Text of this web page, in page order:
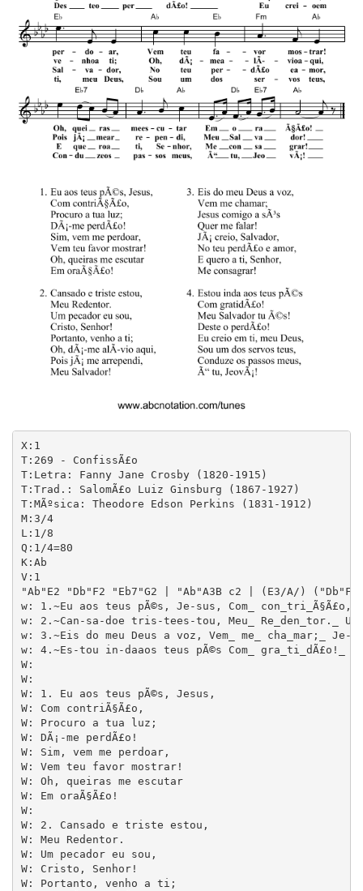
X:1
T:269 - ConfissÃ£o
T:Letra: Fanny Jane Crosby (1820-1915)
T:Trad.: SalomÃ£o Luiz Ginsburg (1867-1927)
T:MÃºsica: Theodore Edson Perkins (1831-1912)
M:3/4
L:1/8
Q:1/4=80
K:Ab
V:1
"Ab"E2 "Db"F2 "Eb7"G2 | "Ab"A3B c2 | (E3/A/)
w: 1.~Eu aos teus pÃ©s, Je-sus, Com_
w: 2.~Can-sa-doe tris-tees-tou, Meu_ Re_den_tor._
w: 3.~Eis do meu Deus a voz, Vem_ me_ cha_mar;_
w: 4.~Es-tou in-daaos teus pÃ©s Com_ gra_ti_dÃ£o!_
W:
W:
W: 1. Eu aos teus pÃ©s, Jesus,
W: Com contriÃ§Ã£o,
W: Procuro a tua luz;
W: DÃ¡-me perdÃ£o!
W: Sim, vem me perdoar,
W: Vem teu favor mostrar!
W: Oh, queiras me escutar
W: Em oraÃ§Ã£o!
W:
W: 2. Cansado e triste estou,
W: Meu Redentor.
W: Um pecador eu sou,
W: Cristo, Senhor!
W: Portanto, venho a ti;